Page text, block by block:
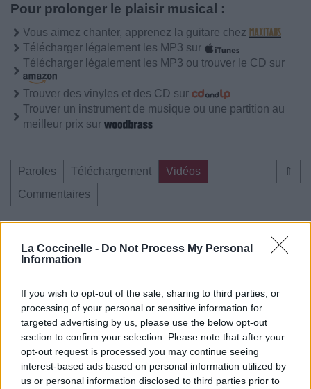
La Coccinelle - Do Not Process My Personal
Information
If you wish to opt-out of the sale, sharing to third parties, or
processing of your personal or sensitive information for
targeted advertising by us, please use the below opt-out
section to confirm your selection. Please note that after your
opt-out request is processed you may continue seeing
interest-based ads based on personal information utilized by
us or personal information disclosed to third parties prior to
Pour prolonger le plaisir musical :
Vous aimez chanter, apprenez la guitare chez
Télécharger légalement les MP3 sur
Télécharger légalement les MP3 ou trouver le CD sur
Trouver des vinyles et des CD sur
Trouver un instrument de musique ou une partition au
meilleur prix sur
⇑
Paroles Téléchargement
Vidéos
Commentaires
Voir la vidéo de «Sans Arrêt»
Chanson sans vidéo Concert/Live Chanson sans vidéo